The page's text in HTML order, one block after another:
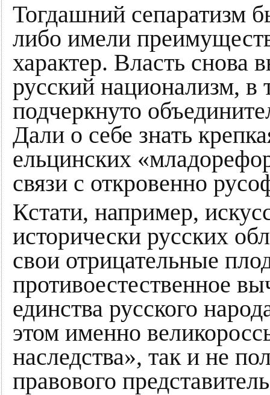
Тогдашний сепаратизм
либо имели
характер. Власть снова
русский национализм,
подчеркнуто
Дали о себе знать
ельцинских
связи с откровенно
Кстати, например,
исторически русских
свои отрицательные
противоестественное
единства русского
этом именно
наследства», так и не
правового